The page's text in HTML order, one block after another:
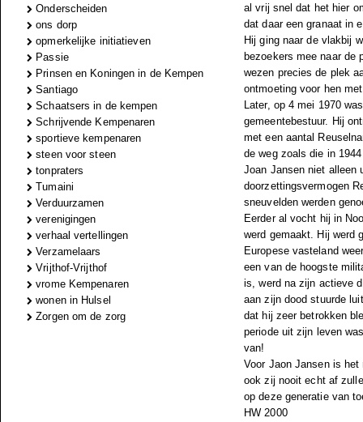
Onderscheiden
ons dorp
opmerkelijke initiatieven
Passie
Prinsen en Koningen in de Kempen
Santiago
Schaatsers in de kempen
Schrijvende Kempenaren
sportieve kempenaren
steen voor steen
tonpraters
Tumaini
Verduurzamen
verenigingen
verhaal vertellingen
Verzamelaars
Vrijthof-Vrijthof
vrome Kempenaren
wonen in Hulsel
Zorgen om de zorg
al vrij snel dat het hier
dat daar een granaat in
Hij ging naar de vlakbij
bezoekers mee naar de
wezen precies de plek
ontmoeting voor hen
Later, op 4 mei 1970
gemeentebestuur. Hij
met een aantal
de weg zoals die in
Joan Jansen niet alleen
doorzettingsvermogen
sneuvelden werden
Eerder al vocht hij in
werd gemaakt. Hij werd
Europese vasteland
een van de hoogste
is, werd na zijn actieve
aan zijn dood stuurde
dat hij zeer betrokken
periode uit zijn leven
van!
Voor Jaon Jansen is
ook zij nooit echt af
op deze generatie van
HW 2000